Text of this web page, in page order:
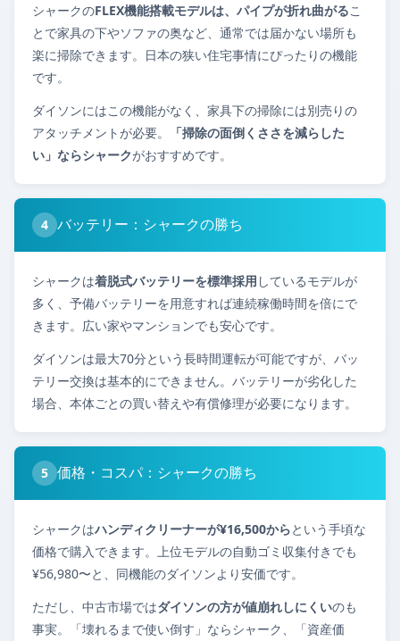
シャークのFLEX機能搭載モデルは、パイプが折れ曲がるこ
とで家具の下やソファの奥など、通常では届かない場所も
楽に掃除できます。日本の狭い住宅事情にぴったりの機能
です。
ダイソンにはこの機能がなく、家具下の掃除には別売りの
アタッチメントが必要。
「掃除の面倒くささを減らした
い」ならシャークがおすすめです。
4 バッテリー：シャークの勝ち
シャークは着脱式バッテリーを標準採用 しているモデルが
多く、予備バッテリーを用意すれば連続稼働時間を倍にで
きます。広い家やマンションでも安心です。
ダイソンは最大70分という長時間運転が可能ですが、バッ
テリー交換は基本的にできません。バッテリーが劣化した
場合、本体ごとの買い替えや有償修理が必要になります。
5 価格・コスパ：シャークの勝ち
シャークはハンディクリーナーが¥16,500からという手頃な
価格で購入できます。上位モデルの自動ゴミ収集付きでも
¥56,980〜と、同機能のダイソンより安価です。
ただし、中古市場ではダイソンの方が値崩れしにくいのも
事実。「壊れるまで使い倒す」ならシャーク、「資産価